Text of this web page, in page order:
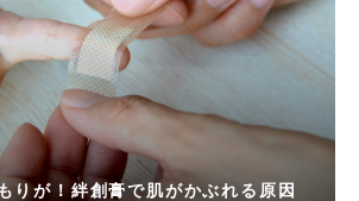
りが！絆創膏で肌がかぶれる原因